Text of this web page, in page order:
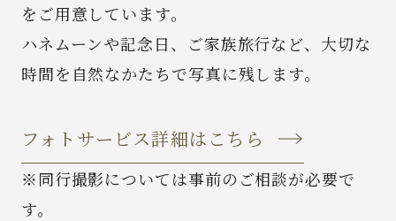
をご用意しています。
ハネムーンや記念日、ご家族旅行など、 大切な
時間を自然なかたちで写真に残します。
フォトサービス詳細はこちら
※同行撮影については事前のご相談が必要で
す。